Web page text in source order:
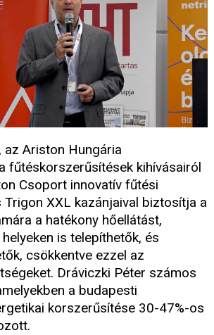
, az Ariston Hungária
fűtéskorszerűsítések kihívásairól
Csoport innovatív fűtési
Trigon XXL kazánjaival biztosítja a
a hatékony hőellátást,
is telepíthetők, és
csökkentve ezzel az
Dráviczki Péter számos
a budapesti
korszerűsítése 30-47%-os